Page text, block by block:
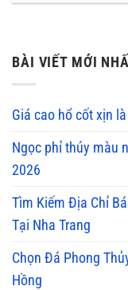
BÀI VIẾT MỚI
Giá cao hổ cốt xịn
Ngọc phỉ thúy màu
2026
Tìm Kiếm Địa Chỉ
Tại Nha Trang
Chọn Đá Phong
Hồng